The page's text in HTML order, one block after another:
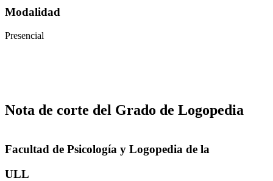
Modalidad
Presencial
Nota de corte del Grado de Logopedia
Facultad de Psicología y Logopedia de la
ULL